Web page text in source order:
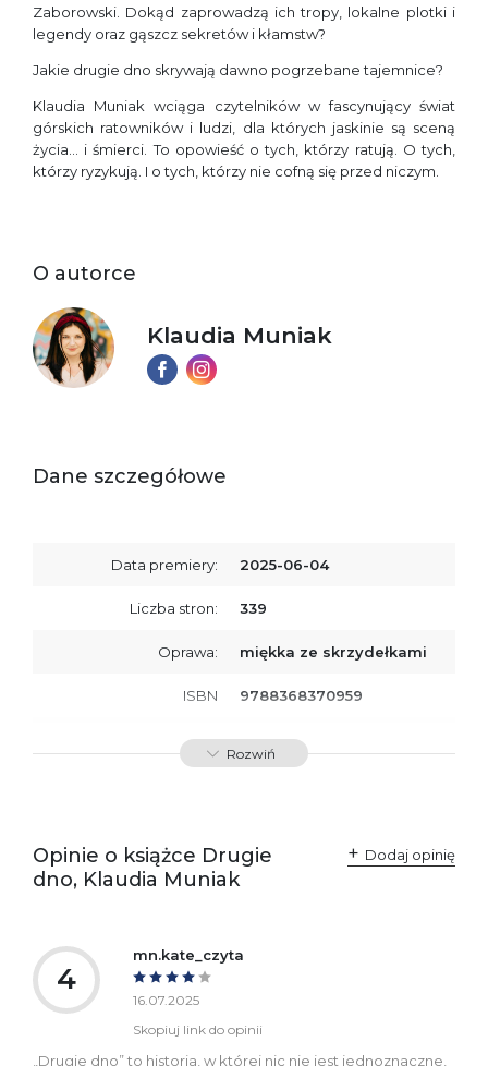
Zaborowski. Dokąd zaprowadzą ich tropy, lokalne plotki i
legendy oraz gąszcz sekretów i kłamstw?
Jakie drugie dno skrywają dawno pogrzebane tajemnice?
Klaudia Muniak wciąga czytelników w fascynujący świat
górskich ratowników i ludzi, dla których jaskinie są sceną
życia… i śmierci. To opowieść o tych, którzy ratują. O tych,
którzy ryzykują. I o tych, którzy nie cofną się przed niczym.
O autorce
Klaudia Muniak
Dane szczegółowe
Data premiery: 2025-06-04
Liczba stron: 339
Oprawa: miękka ze skrzydełkami
ISBN 9788368370959
SKU: K800940
Polska
kontakt@wydajenamsie.pl
+48 61 623 38 38
informacje dotyczące
bezpieczeństwa:
Rozwiń
Opinie o książce Drugie
dno, Klaudia Muniak
Dodaj opinię
4
mn.kate_czyta
16.07.2025
Skopiuj link do opinii
„Drugie dno” to historia, w której nic nie jest jednoznaczne,